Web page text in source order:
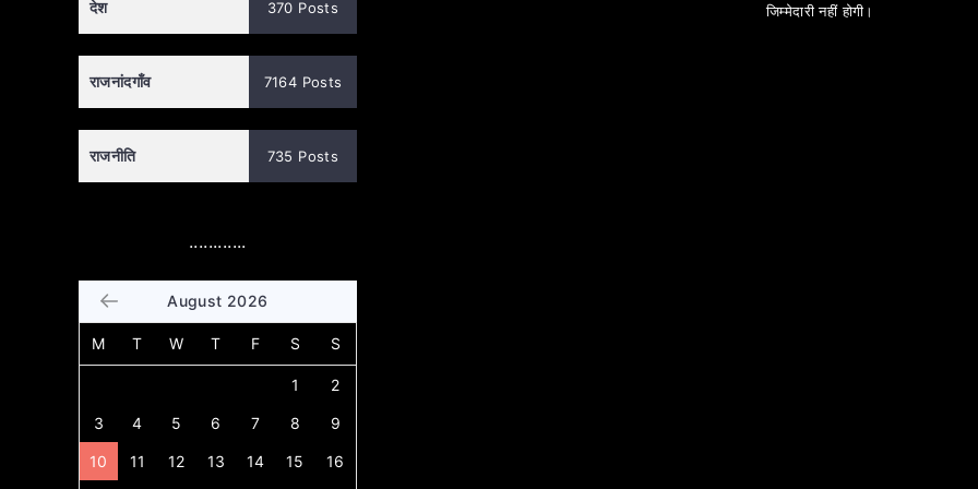
देश 370 Posts
राजनांदगाँव 7164 Posts
राजनीति 735 Posts
............
August 2026
M T W T F S S
1 2
3 4 5 6 7 8 9
10 11 12 13 14 15 16
जिम्मेदारी नहीं होगी।